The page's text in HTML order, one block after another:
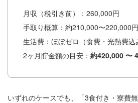
月収（税引き前）：260,000円
手取り概算：約210,000〜220,000円
生活費：ほぼゼロ（食費・光熱費込
2ヶ月貯金額の目安： 約420,000 〜
いずれのケースでも、「3食付き・寮費